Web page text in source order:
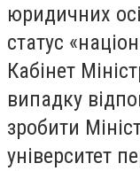
юридичних
статус
Кабінет
випадку
зробити
університет